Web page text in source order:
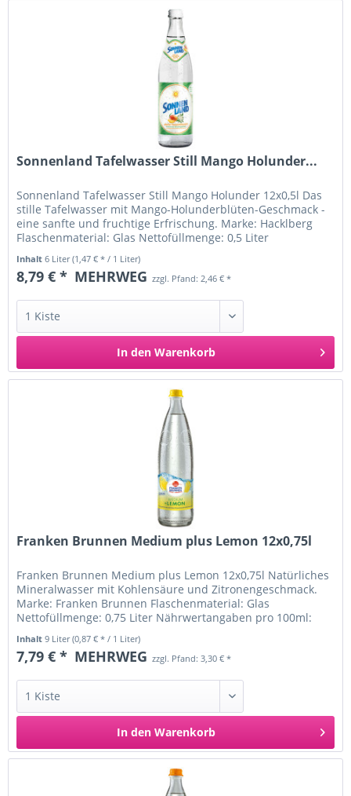
Sonnenland Tafelwasser Still Mango Holunder...
Sonnenland Tafelwasser Still Mango Holunder 12x0,5l Das
stille Tafelwasser mit Mango-Holunderblüten-Geschmack -
eine sanfte und fruchtige Erfrischung. Marke: Hacklberg
Flaschenmaterial: Glas Nettofüllmenge: 0,5 Liter
Inhalt6 Liter(1,47 € * / 1 Liter)
8,79 € * MEHRWEG zzgl. Pfand: 2,46 € *
In den Warenkorb
Franken Brunnen Medium plus Lemon 12x0,75l
Franken Brunnen Medium plus Lemon 12x0,75l Natürliches
Mineralwasser mit Kohlensäure und Zitronengeschmack.
Marke: Franken Brunnen Flaschenmaterial: Glas
Nettofüllmenge: 0,75 Liter Nährwertangaben pro 100ml:
Inhalt9 Liter(0,87 € * / 1 Liter)
7,79 € * MEHRWEG zzgl. Pfand: 3,30 € *
In den Warenkorb